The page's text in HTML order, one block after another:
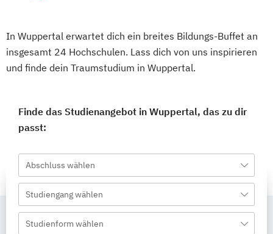
In Wuppertal erwartet dich ein breites Bildungs-Buffet an
insgesamt 24 Hochschulen. Lass dich von uns inspirieren
und finde dein Traumstudium in Wuppertal.
Finde das Studienangebot in Wuppertal, das zu dir
passt:
Abschluss wählen
Studiengang wählen
Studienform wählen